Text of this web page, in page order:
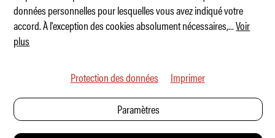
«… mais c’est une Abarth ! »
données personnelles pour lesquelles vous avez indiqué votre
accord. À l'exception des cookies absolument nécessaires,...Voir
plus
Protection des données Imprimer
Paramètres